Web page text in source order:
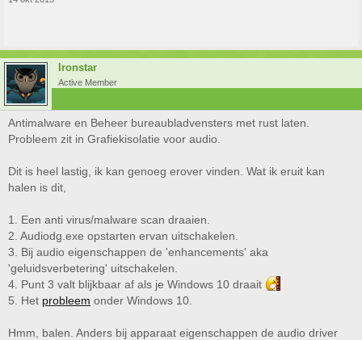
Ironstar
Active Member
Antimalware en Beheer bureaubladvensters met rust laten.
Probleem zit in Grafiekisolatie voor audio.
Dit is heel lastig, ik kan genoeg erover vinden. Wat ik eruit kan
halen is dit,
1. Een anti virus/malware scan draaien.
2. Audiodg.exe opstarten ervan uitschakelen.
3. Bij audio eigenschappen de 'enhancements' aka
'geluidsverbetering' uitschakelen.
4. Punt 3 valt blijkbaar af als je Windows 10 draait
5. Het probleem onder Windows 10.
Hmm, balen. Anders bij apparaat eigenschappen de audio driver